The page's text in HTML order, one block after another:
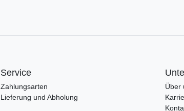
Service
Zahlungsarten
Lieferung und Abholung
Über